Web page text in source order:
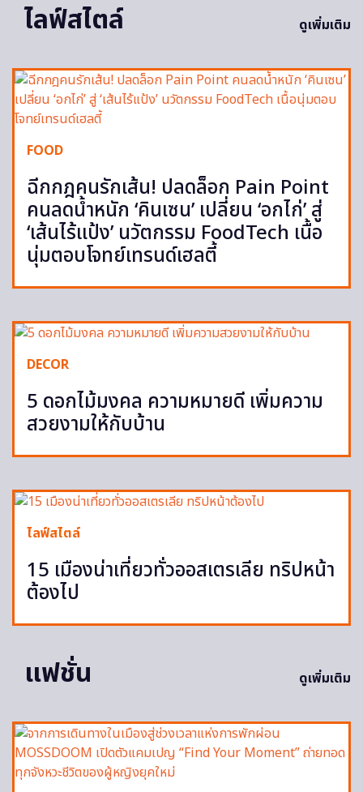
ไลฟ์สไตล์
ดูเพิ่มเติม
FOOD
ฉีกกฎคนรักเส้น! ปลดล็อก Pain Point
คนลดน้ำหนัก ‘คินเซน’ เปลี่ยน ‘อกไก่’ สู่
‘เส้นไร้แป้ง’ นวัตกรรม FoodTech เนื้อ
นุ่มตอบโจทย์เทรนด์เฮลตี้
DECOR
5 ดอกไม้มงคล ความหมายดี เพิ่มความ
สวยงามให้กับบ้าน
ไลฟ์สไตล์
15 เมืองน่าเที่ยวทั่วออสเตรเลีย ทริปหน้า
ต้องไป
แฟชั่น ดูเพิ่มเติม